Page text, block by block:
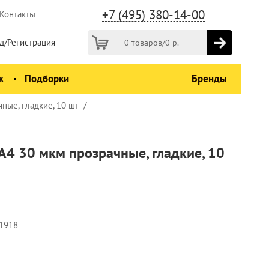
+7 (495) 380-14-00
Контакты
0 товаров/0 р.
Регистрация
Подборки Бренды
гладкие, 10 шт
30 мкм прозрачные, гладкие, 10